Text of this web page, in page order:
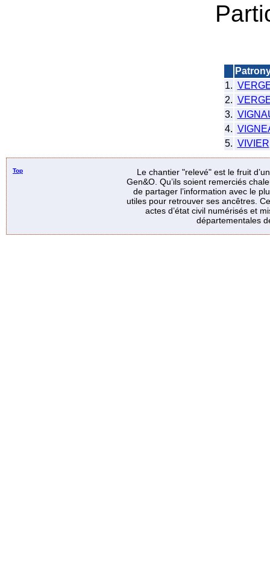
1.
2.
3.
4.
5. VIVIER
Top
Le chantier "relevé" est le fruit
Gen&O. Qu’ils soient remerciés
de partager l’information avec le
utiles pour retrouver ses ancêtres.
actes d’état civil numérisés et
départementales